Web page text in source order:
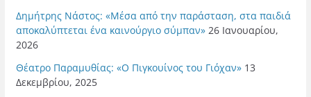
Δημήτρης Νάστος: «Μέσα από την παράσταση, στα παιδιά
αποκαλύπτεται ένα καινούργιο σύμπαν» 26 Ιανουαρίου,
2026
Θέατρο Παραμυθίας: «Ο Πιγκουίνος του Γιόχαν» 13
Δεκεμβρίου, 2025